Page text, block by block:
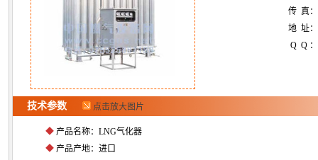
点击放大图片
传 真
地 址：
Q Q ：
技术参数
◆ 产品名称：LNG气化器
◆ 产品产地：进口